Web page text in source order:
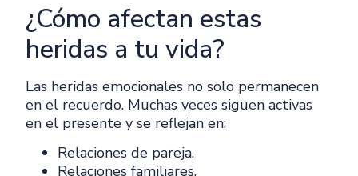
¿Cómo afectan estas
heridas a tu vida?
Las heridas emocionales no solo permanecen
en el recuerdo. Muchas veces siguen activas
en el presente y se reflejan en:
Relaciones de pareja.
Relaciones familiares.